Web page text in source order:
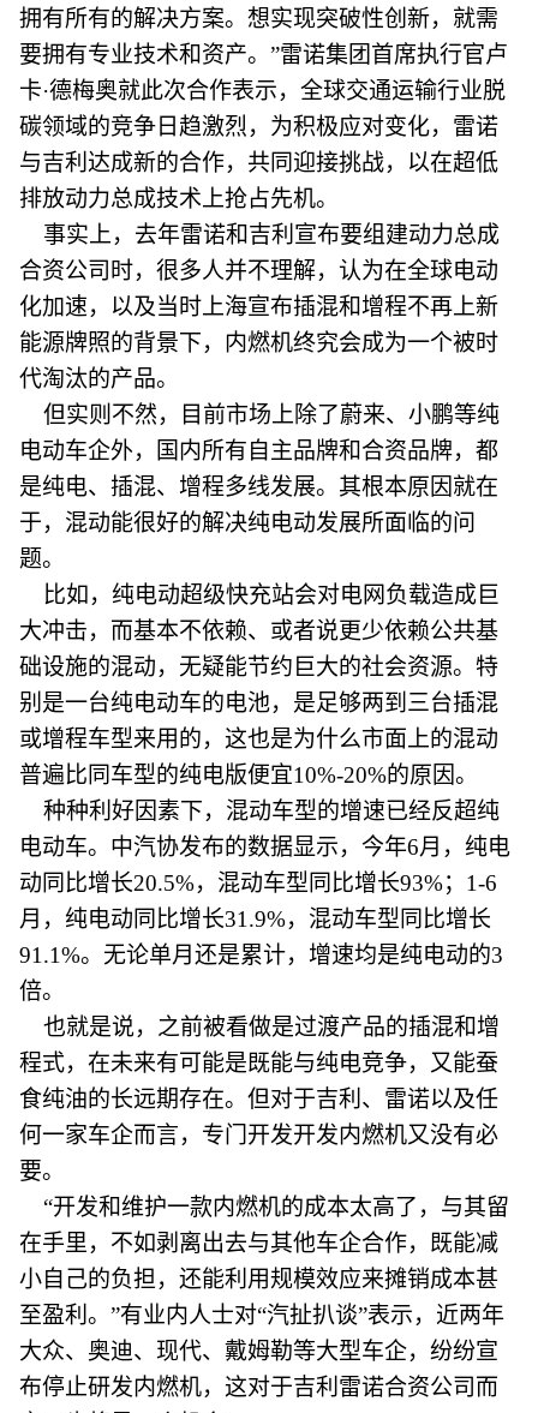
拥有所有的解决方案。想实现突破性创新，就需
要拥有专业技术和资产。”雷诺集团首席执行官卢
卡·德梅奥就此次合作表示，全球交通运输行业脱
碳领域的竞争日趋激烈，为积极应对变化，雷诺
与吉利达成新的合作，共同迎接挑战，以在超低
排放动力总成技术上抢占先机。
事实上，去年雷诺和吉利宣布要组建动力总成
合资公司时，很多人并不理解，认为在全球电动
化加速，以及当时上海宣布插混和增程不再上新
能源牌照的背景下，内燃机终究会成为一个被时
代淘汰的产品。
但实则不然，目前市场上除了蔚来、小鹏等纯
电动车企外，国内所有自主品牌和合资品牌，都
是纯电、插混、增程多线发展。其根本原因就在
于，混动能很好的解决纯电动发展所面临的问
题。
比如，纯电动超级快充站会对电网负载造成巨
大冲击，而基本不依赖、或者说更少依赖公共基
础设施的混动，无疑能节约巨大的社会资源。特
别是一台纯电动车的电池，是足够两到三台插混
或增程车型来用的，这也是为什么市面上的混动
普遍比同车型的纯电版便宜10%-20%的原因。
种种利好因素下，混动车型的增速已经反超纯
电动车。中汽协发布的数据显示，今年6月，纯电
动同比增长20.5%，混动车型同比增长93%；1-6
月，纯电动同比增长31.9%，混动车型同比增长
91.1%。无论单月还是累计，增速均是纯电动的3
倍。
也就是说，之前被看做是过渡产品的插混和增
程式，在未来有可能是既能与纯电竞争，又能蚕
食纯油的长远期存在。但对于吉利、雷诺以及任
何一家车企而言，专门开发开发内燃机又没有必
要。
“开发和维护一款内燃机的成本太高了，与其留
在手里，不如剥离出去与其他车企合作，既能减
小自己的负担，还能利用规模效应来摊销成本甚
至盈利。”有业内人士对“汽扯扒谈”表示，近两年
大众、奥迪、现代、戴姆勒等大型车企，纷纷宣
布停止研发内燃机，这对于吉利雷诺合资公司而